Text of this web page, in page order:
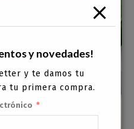
y novedades!
y te damos tu
tu primera compra.